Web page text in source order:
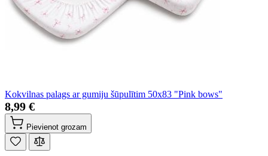
Kokvilnas palags ar gumiju šūpulītim 50x83 "Pink bows"
8,99 €
Pievienot grozam